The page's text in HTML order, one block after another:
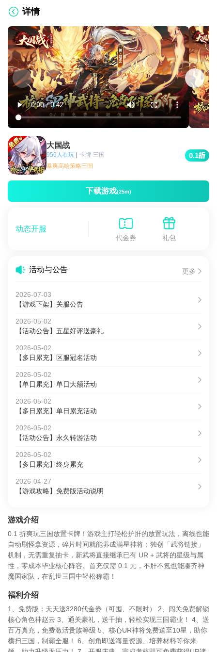
详情
大国战
956人在玩 | 卡牌·三国
暴爽高绘策略三国
0.1
下载游戏(25m)
动态开服
代金券 礼包
活动与公告 更多
2026-07-03
【游戏下架】关服公告
2026-05-02
【活动公告】五星好评送豪礼
2026-05-02
【多日累充】区服冠名活动
2026-05-02
【单日累充】单日大额活动
2026-05-02
【多日累充】单日累充活动
2026-05-02
【活动公告】永久转游活动
2026-05-02
【多日累充】终身累充
2026-04-27
【游戏攻略】免费版活动说明
游戏介绍
0.1 折爽玩三国放置卡牌！游戏主打轻松护肝的放置玩法，离线也能
自动刷怪拿资源，碎片时间就能养成满星神将；独创「武将链接」
机制，无需重复抽卡，新武将直接继承已有 UR + 武将的星级与属
性，零成本毕业核心阵容。首充仅需 0.1 元，不肝不氪也能凑齐神
魔国家队，在乱世三国中轻松称霸！
福利介绍
1、免费版：天天送3280代金劵（可囤、不限时） 2、闯关免费解锁
核心角色神赵云 3、通关豪礼，送千抽，轻松实现三国霸业！ 4、送
百万真充，免费激活贵族等级 5、核心UR神将免费送至10星，助你
横扫三国，制霸全服！ 6、创角即送海量资源、培养材料等你来